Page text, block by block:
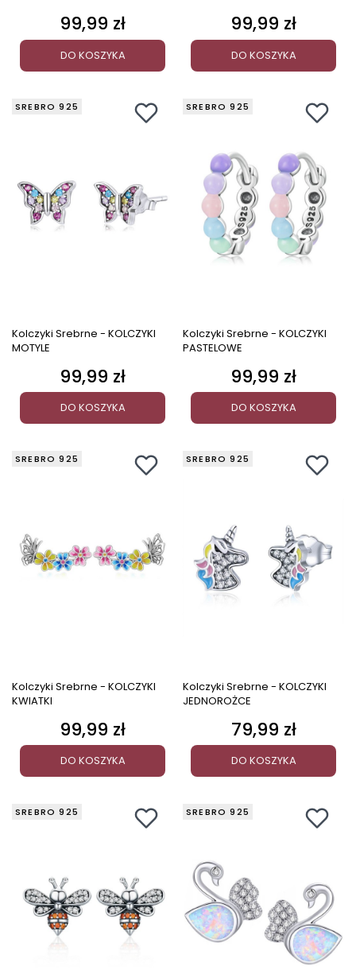
Cena
99,99 zł
DO KOSZYKA
Cena
99,99 zł
DO KOSZYKA
SREBRO 925
Kolczyki Srebrne - KOLCZYKI
MOTYLE
Cena
99,99 zł
DO KOSZYKA
SREBRO 925
Kolczyki Srebrne - KOLCZYKI
PASTELOWE
Cena
99,99 zł
DO KOSZYKA
SREBRO 925
Kolczyki Srebrne - KOLCZYKI
KWIATKI
Cena
99,99 zł
DO KOSZYKA
SREBRO 925
Kolczyki Srebrne - KOLCZYKI
JEDNOROŻCE
Cena
79,99 zł
DO KOSZYKA
SREBRO 925 SREBRO 925